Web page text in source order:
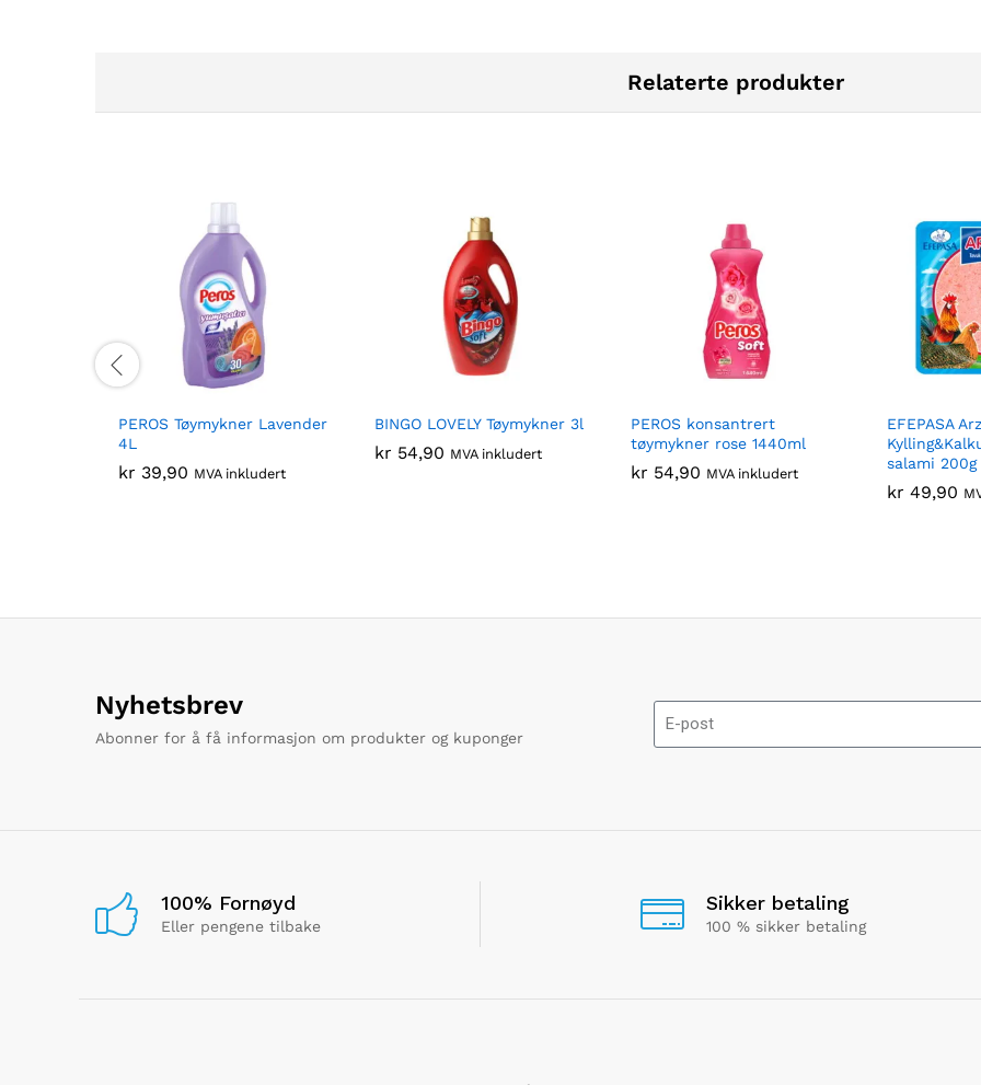
Relaterte produkter
PEROS Tøymykner Lavender
4L
kr 39,90 MVA inkludert
BINGO LOVELY Tøymykner 3l
kr 54,90 MVA inkludert
PEROS konsantrert
tøymykner rose 1440ml
kr 54,90 MVA inkludert
EFEPASA
salami 200g
kr 49,90
Nyhetsbrev
Abonner for å få informasjon om produkter og kuponger
100% Fornøyd
Eller pengene tilbake
Sikker betaling
100 % sikker betaling